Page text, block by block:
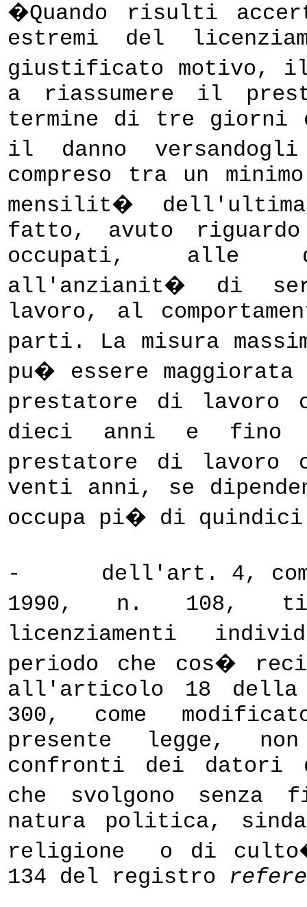
�Quando risulti
estremi del
giustificato motivo,
a riassumere il
termine di tre giorni
il danno
compreso tra un
mensilit�
fatto, avuto
occupati, alle
all'anzianit� di
lavoro, al
parti. La misura
pu� essere
prestatore di lavoro
dieci anni e
prestatore di lavoro
venti anni, se
occupa pi� di
-
dell'art. 4,
1990, n. 108,
licenziamenti
periodo che cos�
all'articolo 18 della
300, come
presente legge,
confronti dei datori
che svolgono
natura politica,
religione
o di
134 del registro